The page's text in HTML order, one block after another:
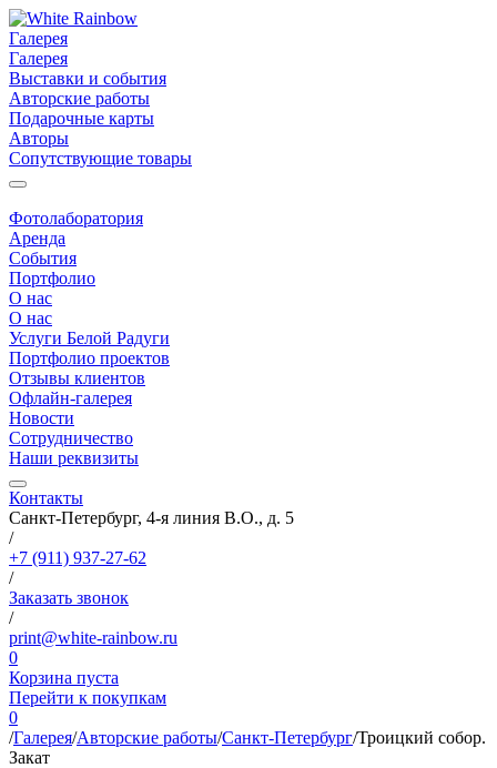
Галерея
Галерея
Выставки и события
Авторские работы
Подарочные карты
Авторы
Сопутствующие товары
Фотолаборатория
Аренда
События
Портфолио
О нас
О нас
Услуги Белой Радуги
Портфолио проектов
Отзывы клиентов
Офлайн-галерея
Новости
Сотрудничество
Наши реквизиты
Контакты
Санкт-Петербург, 4-я линия В.О., д. 5
/
+7 (911) 937-27-62
/
Заказать звонок
/
print@white-rainbow.ru
0
Корзина пуста
Перейти к покупкам
0
/Галерея/Авторские работы/Санкт-Петербург/Троицкий собор.
Закат